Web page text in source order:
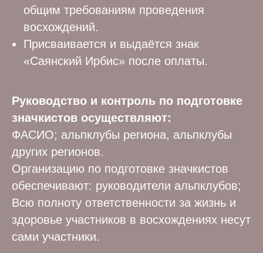
общим требованиям проведения
восхождений.
Присваивается и выдаётся знак
«Саянский Ирбис» после оплаты.
Руководство и контроль по подготовке
значкистов осуществляют:
ФАСИО; альпклубы региона, альпклубы
других регионов.
Организацию по подготовке значкистов
обеспечивают: руководители альпклубов;
Всю полноту ответственности за жизнь и
здоровье участников в восхождениях несут
сами участники.